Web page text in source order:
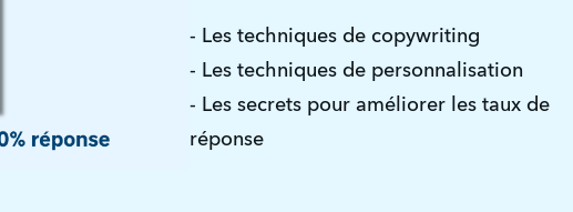
- Les techniques de copywriting
- Les techniques de personnalisation
- Les secrets pour améliorer les taux de
réponse